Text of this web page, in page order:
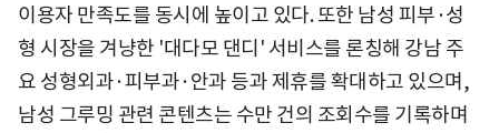
이용자 만족도를 동시에 높이고 있다. 또한 남성 피부·성
형 시장을 겨냥한 '대다모 댄디' 서비스를 론칭해 강남 주
요 성형외과·피부과·안과 등과 제휴를 확대하고 있으며,
남성 그루밍 관련 콘텐츠는 수만 건의 조회수를 기록하며